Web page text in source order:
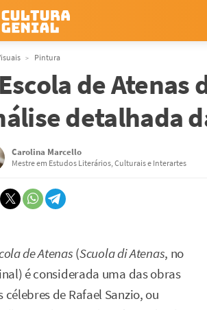
Pintura
de Atenas
detalhada
Carolina Marcello
Mestre em Estudos Literários, Culturais e Interartes
de Atenas (Scuola di Atenas, no
é considerada uma das obras
célebres de Rafael Sanzio, ou